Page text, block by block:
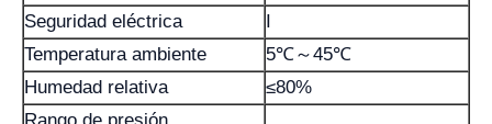
Seguridad eléctrica
I
Temperatura ambiente
5℃～45℃
Humedad relativa
≤80%
Rango de presión